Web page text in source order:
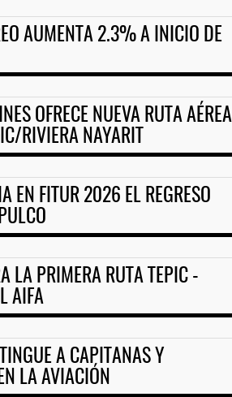
AUMENTA 2.3% A INICIO DE
OFRECE NUEVA RUTA AÉREA
RIVIERA NAYARIT
EN FITUR 2026 EL REGRESO
LA PRIMERA RUTA TEPIC -
AIFA
A CAPITANAS Y
LA AVIACIÓN
...
APM Terminals incrementa
equipamiento para mo ...
05 AGO 2026